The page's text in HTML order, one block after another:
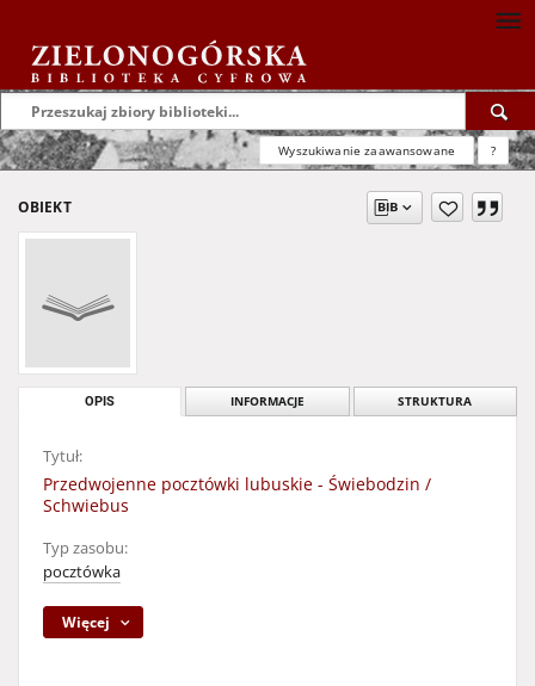
Wyszukiwanie zaawansowane ?
OBIEKT
OPIS INFORMACJE STRUKTURA
Tytuł:
Przedwojenne pocztówki lubuskie - Świebodzin /
Schwiebus
Typ zasobu:
pocztówka
Więcej